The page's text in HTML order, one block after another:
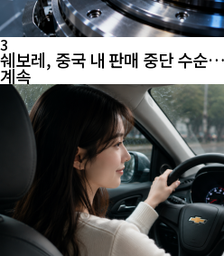
3
쉐보레, 중국 내 판매 중단 수
계속